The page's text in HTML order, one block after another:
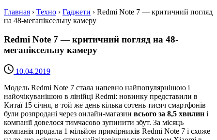
Главная › Техно › Гаджети › Redmi Note 7 — критичний погляд
на 48-мегапіксельну камеру
Redmi Note 7 — критичний погляд на 48-
мегапіксельну камеру
10.04.2019
Модель Redmi Note 7 стала напевно найпопулярнішою і
найочікуванішою в лінійці Redmi: новинку представили в
Китаї 15 січня, в той же день кілька сотень тисяч смартфонів
були розпродані через онлайн-магазин всього за 8,5 хвилин і
компанії довелося тимчасово зупинити збут. За місяць
компанія продала 1 мільйон примірників Redmi Note 7 і схоже